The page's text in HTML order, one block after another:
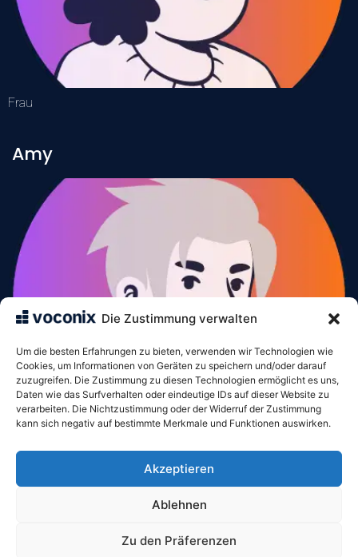
Die Zustimmung verwalten
Um die besten Erfahrungen zu bieten, verwenden wir Technologien wie
Cookies, um Informationen von Geräten zu speichern und/oder darauf
zuzugreifen. Die Zustimmung zu diesen Technologien ermöglicht es uns,
Daten wie das Surfverhalten oder eindeutige IDs auf dieser Website zu
verarbeiten. Die Nichtzustimmung oder der Widerruf der Zustimmung
kann sich negativ auf bestimmte Merkmale und Funktionen auswirken.
Akzeptieren
Ablehnen
Zu den Präferenzen
Frau
Amy
VOXELIS SAS
122 rue de la Croix de Seguey